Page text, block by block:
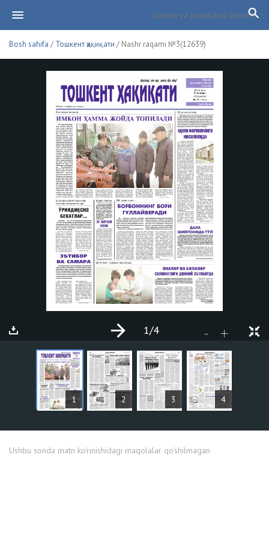
Bosh sahifa / Тошкент ҳақиқати / Nashr raqami №3(12639)
1 2 3 4
- +
1/4
MAQOLALAR
Ushbu sonda matn ko'rinishidagi maqolalar qo'shilmagan